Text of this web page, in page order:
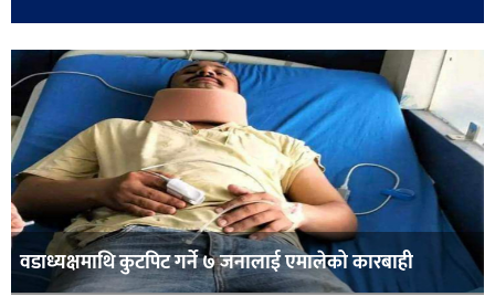
शिक्षा
विचार
स्वास्थ्य
वडाध्यक्षमाथि कुटपिट गर्ने ७ जनालाई एमालेको कारबाही